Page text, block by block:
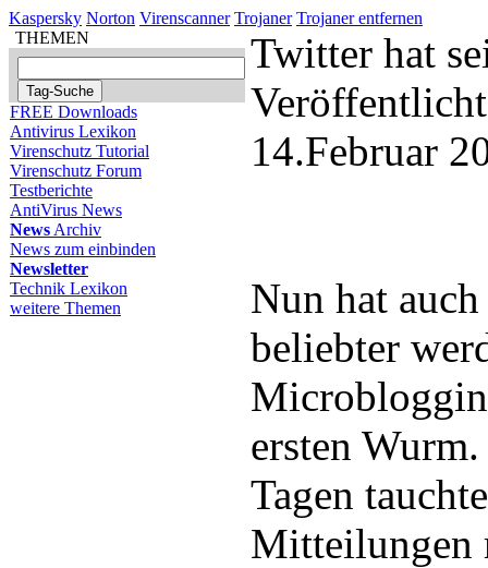
Kaspersky Norton Virenscanner Trojaner Trojaner entfernen
THEMEN
FREE Downloads
Antivirus Lexikon
Virenschutz Tutorial
Virenschutz Forum
Testberichte
AntiVirus News
News Archiv
News zum einbinden
Newsletter
Technik Lexikon
weitere Themen
Twitter hat
14.Februar
Nun hat
beliebter
ersten
Tagen
Mitteilungen